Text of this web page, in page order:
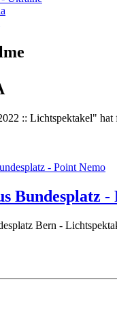
:: Lichtspektakel" hat
Bundesplatz -
Bern -